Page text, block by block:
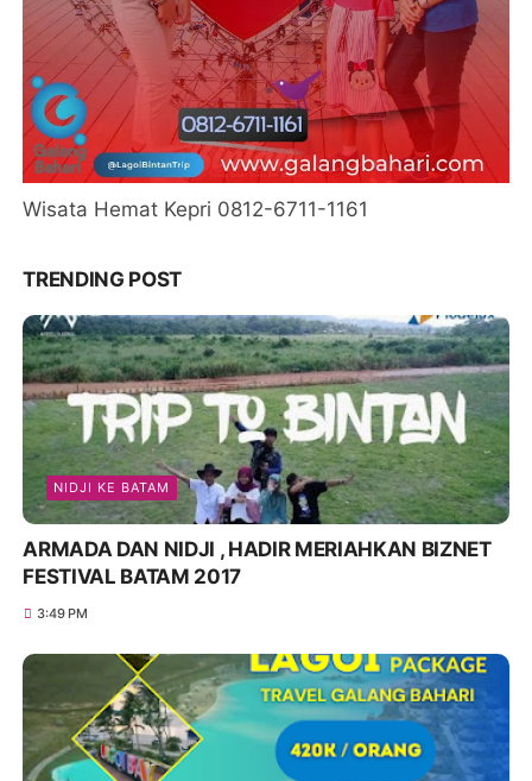
Wisata Hemat Kepri 0812-6711-1161
TRENDING POST
NIDJI KE BATAM
ARMADA DAN NIDJI , HADIR MERIAHKAN BIZNET
FESTIVAL BATAM 2017
3:49 PM